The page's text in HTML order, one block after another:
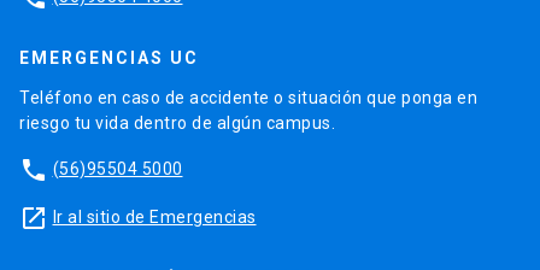
EMERGENCIAS UC
Teléfono en caso de accidente o situación que ponga en
riesgo tu vida dentro de algún campus.
phone (56)95504 5000
launch Ir al sitio de Emergencias